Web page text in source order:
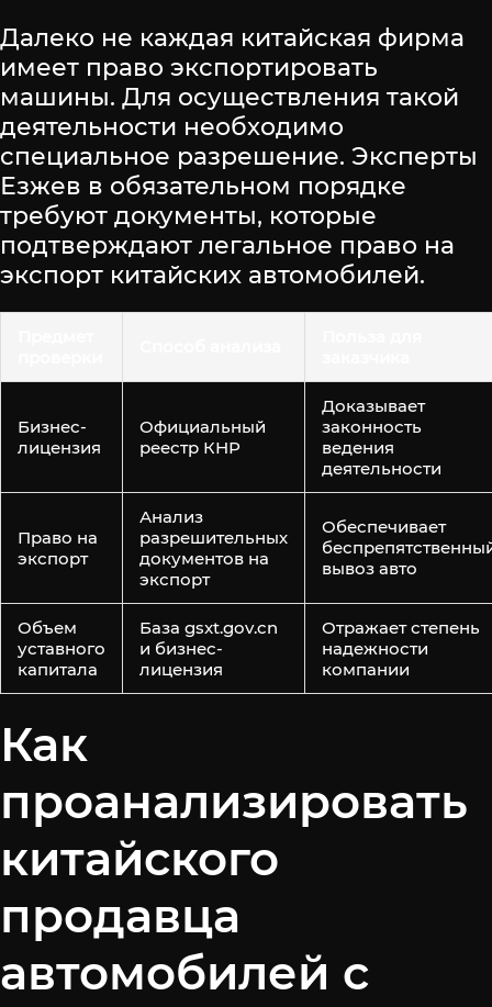
Далеко не каждая китайская фирма
имеет право экспортировать
машины. Для осуществления такой
деятельности необходимо
специальное разрешение. Эксперты
Езжев в обязательном порядке
требуют документы, которые
подтверждают легальное право на
экспорт китайских автомобилей.
Бизнес-
лицензия
Официальный
реестр КНР
Доказывает
законность
ведения
деятельности
Право на
экспорт
Анализ
разрешительных
документов на
экспорт
Обеспечивает
вывоз авто
Объем
уставного
капитала
База gsxt.gov.cn
и бизнес-
лицензия
Отражает степень
надежности
компании
Как
проанализировать
китайского
продавца
автомобилей с